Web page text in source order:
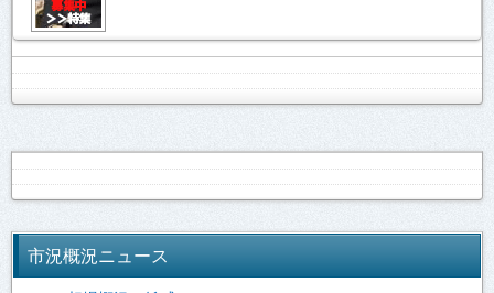
市況概況ニュース